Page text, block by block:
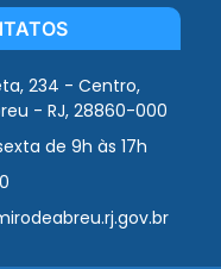
234 - Centro,
- RJ, 28860-000
de 9h às 17h